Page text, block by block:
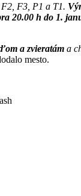
F3, P1 a T1.
20.00 h do 1.
a zvieratám a
mesto.